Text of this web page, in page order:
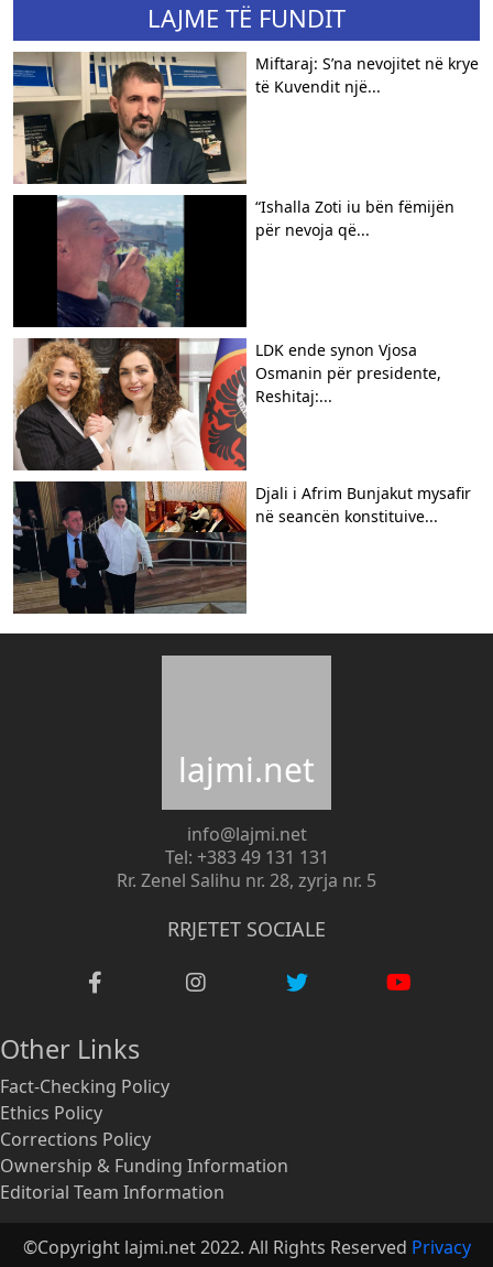
LAJME TË FUNDIT
Miftaraj: S’na nevojitet në krye
të Kuvendit një...
“Ishalla Zoti iu bën fëmijën
për nevoja që...
LDK ende synon Vjosa
Osmanin për presidente,
Reshitaj:...
Djali i Afrim Bunjakut mysafir
në seancën konstituive...
lajmi.net
info@lajmi.net
Tel: +383 49 131 131
Rr. Zenel Salihu nr. 28, zyrja nr. 5
RRJETET SOCIALE
Other Links
Fact-Checking Policy
Ethics Policy
Corrections Policy
Ownership & Funding Information
Editorial Team Information
©Copyright lajmi.net 2022. All Rights Reserved Privacy